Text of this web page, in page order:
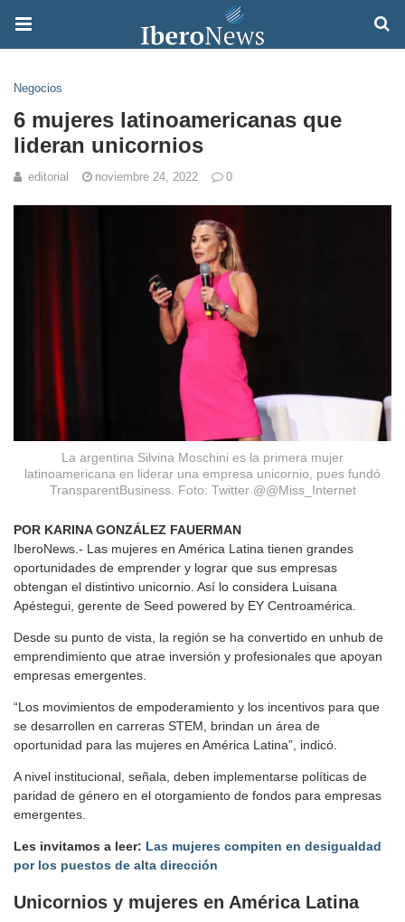
Negocios
6 mujeres latinoamericanas que
lideran unicornios
editorial noviembre 24, 2022 0
La argentina Silvina Moschini es la primera mujer
latinoamericana en liderar una empresa unicornio, pues fundó
TransparentBusiness. Foto: Twitter @@Miss_Internet
POR KARINA GONZÁLEZ FAUERMAN
IberoNews.- Las mujeres en América Latina tienen grandes
oportunidades de emprender y lograr que sus empresas
obtengan el distintivo unicornio. Así lo considera Luisana
Apéstegui, gerente de Seed powered by EY Centroamérica.
Desde su punto de vista, la región se ha convertido en unhub de
emprendimiento que atrae inversión y profesionales que apoyan
empresas emergentes.
“Los movimientos de empoderamiento y los incentivos para que
se desarrollen en carreras STEM, brindan un área de
oportunidad para las mujeres en América Latina”, indicó.
A nivel institucional, señala, deben implementarse políticas de
paridad de género en el otorgamiento de fondos para empresas
emergentes.
Les invitamos a leer: Las mujeres compiten en desigualdad
por los puestos de alta dirección
Unicornios y mujeres en América Latina